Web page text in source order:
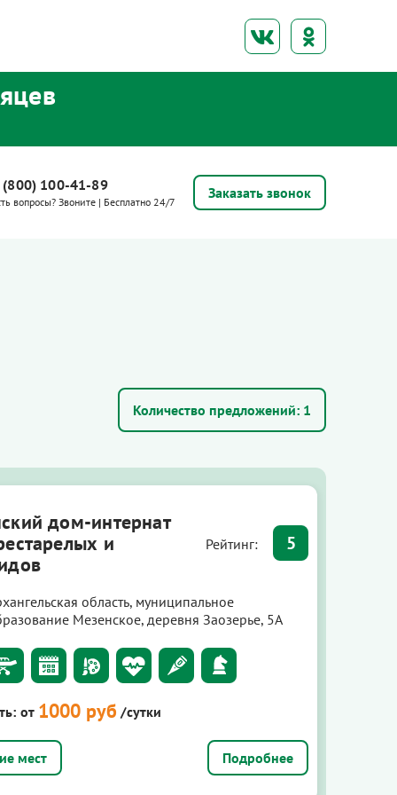
(800) 100-41-89
вопросы? Звоните | Бесплатно 24/7
Заказать звонок
Количество предложений: 1
дом-интернат
и
Рейтинг: 5
область, муниципальное
Мезенское, деревня Заозерье, 5А
от 1000 руб /сутки
Подробнее